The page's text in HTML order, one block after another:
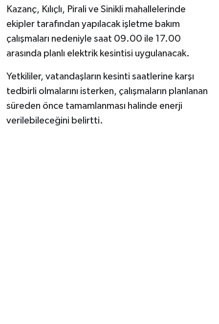
Kazanç, Kılıçlı, Pirali ve Sinikli mahallelerinde
ekipler tarafından yapılacak işletme bakım
çalışmaları nedeniyle saat 09.00 ile 17.00
arasında planlı elektrik kesintisi uygulanacak.
Yetkililer, vatandaşların kesinti saatlerine karşı
tedbirli olmalarını isterken, çalışmaların planlanan
süreden önce tamamlanması halinde enerji
verilebileceğini belirtti.